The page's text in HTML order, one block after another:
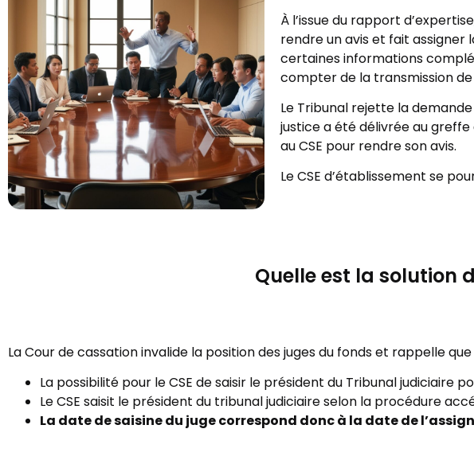
À l’issue du rapport
rendre un avis et fait assigner
certaines informations
compter de la transmission
Le Tribunal rejette la
justice a été délivrée au
au CSE pour rendre son avis.
Le CSE d’établissement se
Quelle est la solution
La Cour de cassation invalide la position des juges du fonds et rappelle que
La possibilité pour le CSE de saisir le président du Tribunal
Le CSE saisit le président du tribunal judiciaire selon la procédure
La date de saisine du juge correspond donc à la date de